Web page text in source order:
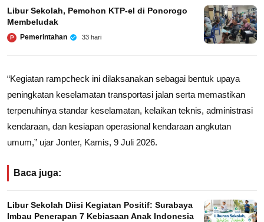
Libur Sekolah, Pemohon KTP-el di Ponorogo
Membeludak
P Pemerintahan 33 hari
“Kegiatan rampcheck ini dilaksanakan sebagai bentuk upaya
peningkatan keselamatan transportasi jalan serta memastikan
terpenuhinya standar keselamatan, kelaikan teknis, administrasi
kendaraan, dan kesiapan operasional kendaraan angkutan
umum,” ujar Jonter, Kamis, 9 Juli 2026.
Baca juga:
Libur Sekolah Diisi Kegiatan Positif: Surabaya
Imbau Penerapan 7 Kebiasaan Anak Indonesia